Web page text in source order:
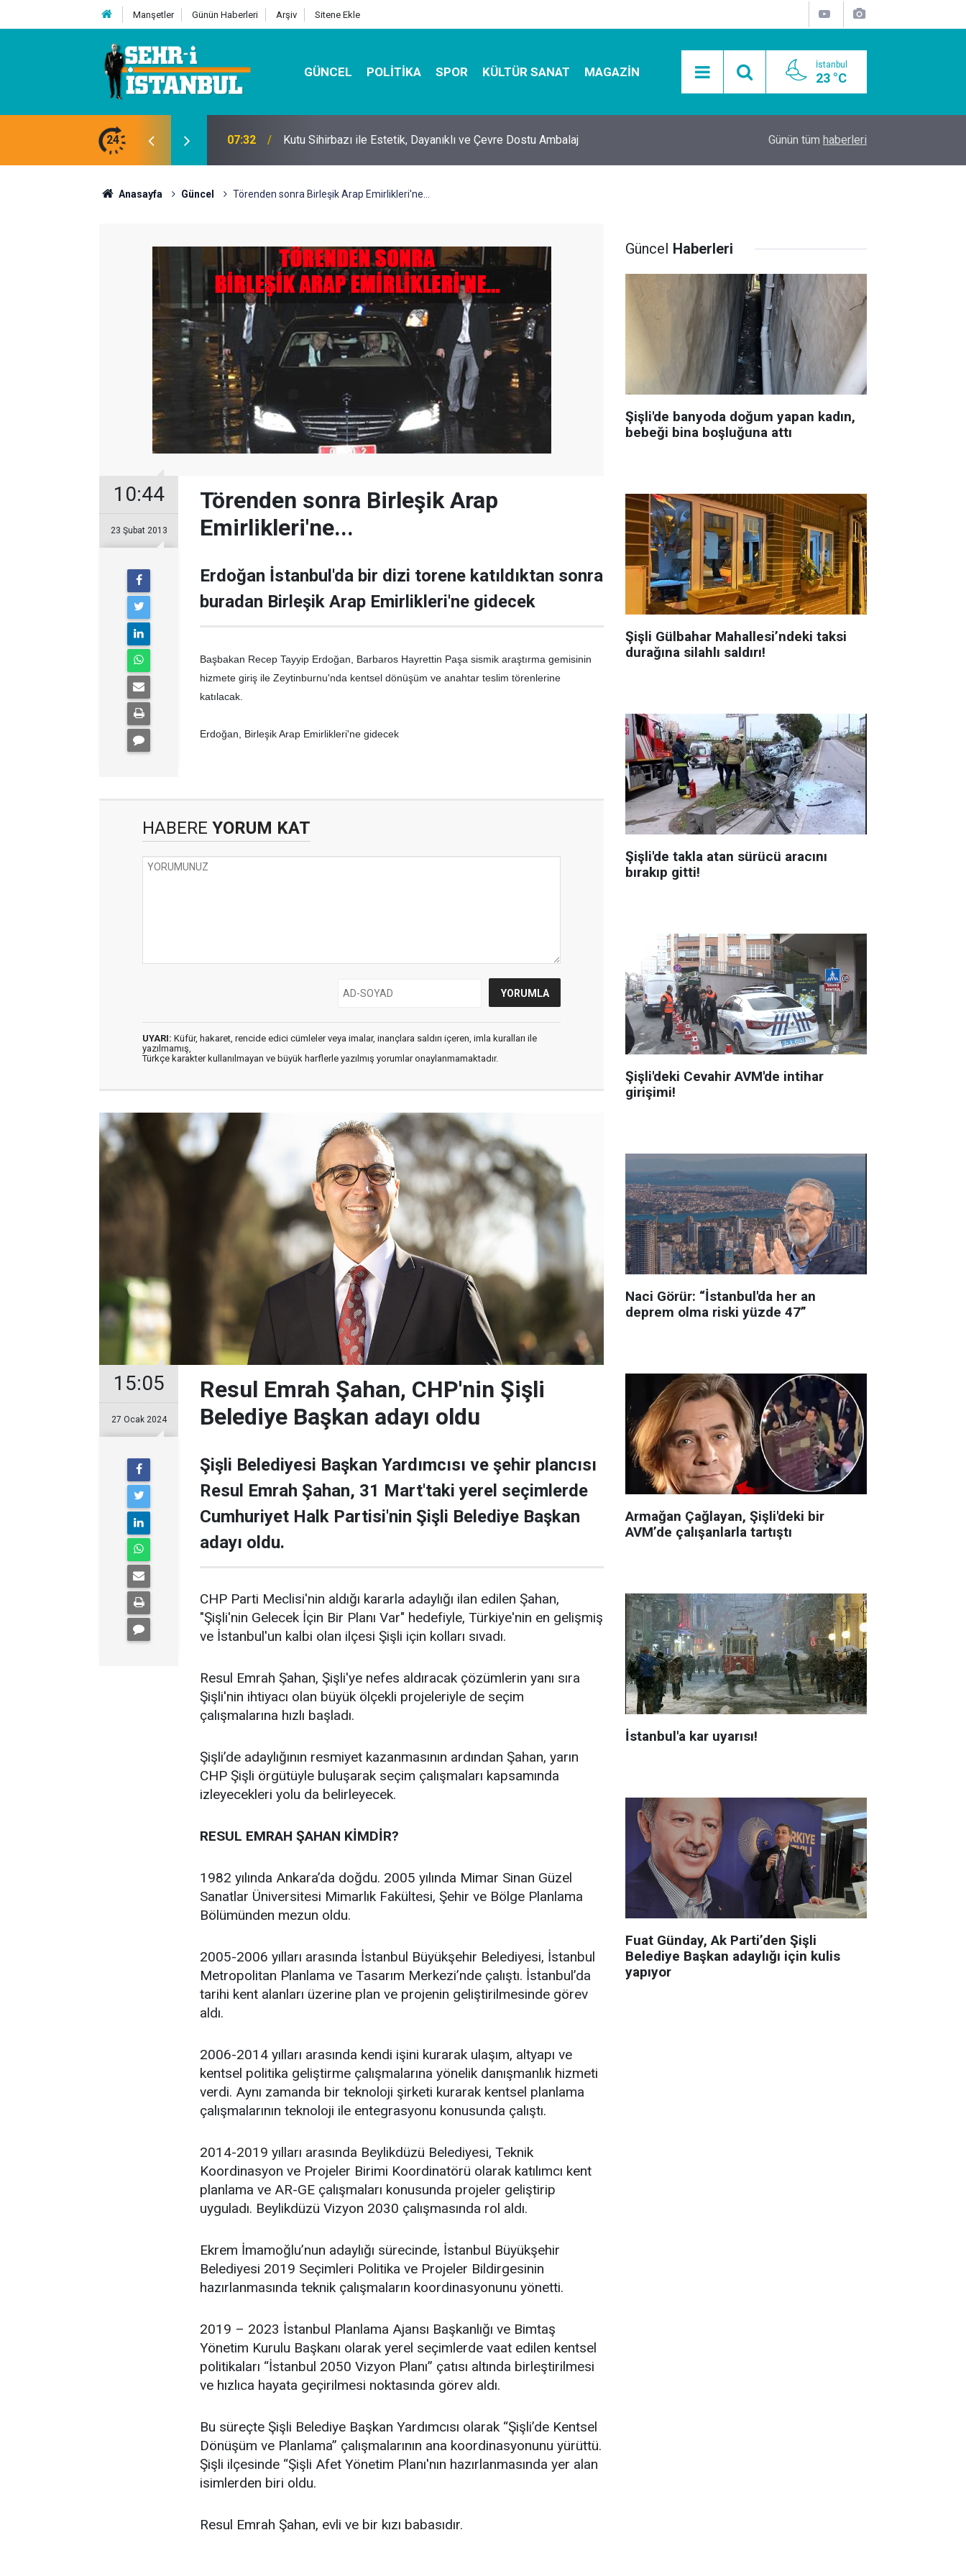
Manşetler Günün Haberleri Arşiv Sitene Ekle
GÜNCEL POLITIKA SPOR KÜLTÜR SANAT MAGAZIN İstanbul
23 °C
24 07:32 Kutu Sihirbazı ile Estetik, Dayanıklı ve Çevre Dostu Ambalaj Mobil Araçlarla Hayır Lokması Dağıtımının
Günün tüm haberleri
Anasayfa Güncel Törenden sonra Birleşik Arap Emirlikleri'ne...
10:44
23 Şubat 2013
Törenden sonra Birleşik Arap
Emirlikleri'ne...
Erdoğan İstanbul'da bir dizi torene katıldıktan sonra
buradan Birleşik Arap Emirlikleri'ne gidecek
Başbakan Recep Tayyip Erdoğan, Barbaros Hayrettin Paşa sismik araştırma gemisinin
hizmete giriş ile Zeytinburnu'nda kentsel dönüşüm ve anahtar teslim törenlerine
katılacak.
Erdoğan, Birleşik Arap Emirlikleri'ne gidecek
HABERE YORUM KAT
UYARI: Küfür, hakaret, rencide edici cümleler veya imalar, inançlara saldırı içeren, imla kuralları ile
yazılmamış,
Türkçe karakter kullanılmayan ve büyük harflerle yazılmış yorumlar onaylanmamaktadır.
15:05
27 Ocak 2024
Resul Emrah Şahan, CHP'nin Şişli
Belediye Başkan adayı oldu
Şişli Belediyesi Başkan Yardımcısı ve şehir plancısı
Resul Emrah Şahan, 31 Mart'taki yerel seçimlerde
Cumhuriyet Halk Partisi'nin Şişli Belediye Başkan
adayı oldu.
CHP Parti Meclisi'nin aldığı kararla adaylığı ilan edilen Şahan,
"Şişli'nin Gelecek İçin Bir Planı Var" hedefiyle, Türkiye'nin en gelişmiş
ve İstanbul'un kalbi olan ilçesi Şişli için kolları sıvadı.
Resul Emrah Şahan, Şişli'ye nefes aldıracak çözümlerin yanı sıra
Şişli'nin ihtiyacı olan büyük ölçekli projeleriyle de seçim
çalışmalarına hızlı başladı.
Şişli’de adaylığının resmiyet kazanmasının ardından Şahan, yarın
CHP Şişli örgütüyle buluşarak seçim çalışmaları kapsamında
izleyecekleri yolu da belirleyecek.
RESUL EMRAH ŞAHAN KİMDİR?
1982 yılında Ankara’da doğdu. 2005 yılında Mimar Sinan Güzel
Sanatlar Üniversitesi Mimarlık Fakültesi, Şehir ve Bölge Planlama
Bölümünden mezun oldu.
2005-2006 yılları arasında İstanbul Büyükşehir Belediyesi, İstanbul
Metropolitan Planlama ve Tasarım Merkezi’nde çalıştı. İstanbul’da
tarihi kent alanları üzerine plan ve projenin geliştirilmesinde görev
aldı.
2006-2014 yılları arasında kendi işini kurarak ulaşım, altyapı ve
kentsel politika geliştirme çalışmalarına yönelik danışmanlık hizmeti
verdi. Aynı zamanda bir teknoloji şirketi kurarak kentsel planlama
çalışmalarının teknoloji ile entegrasyonu konusunda çalıştı.
2014-2019 yılları arasında Beylikdüzü Belediyesi, Teknik
Koordinasyon ve Projeler Birimi Koordinatörü olarak katılımcı kent
planlama ve AR-GE çalışmaları konusunda projeler geliştirip
uyguladı. Beylikdüzü Vizyon 2030 çalışmasında rol aldı.
Ekrem İmamoğlu’nun adaylığı sürecinde, İstanbul Büyükşehir
Belediyesi 2019 Seçimleri Politika ve Projeler Bildirgesinin
hazırlanmasında teknik çalışmaların koordinasyonunu yönetti.
2019 – 2023 İstanbul Planlama Ajansı Başkanlığı ve Bimtaş
Yönetim Kurulu Başkanı olarak yerel seçimlerde vaat edilen kentsel
politikaları “İstanbul 2050 Vizyon Planı” çatısı altında birleştirilmesi
ve hızlıca hayata geçirilmesi noktasında görev aldı.
Bu süreçte Şişli Belediye Başkan Yardımcısı olarak “Şişli’de Kentsel
Dönüşüm ve Planlama” çalışmalarının ana koordinasyonunu yürüttü.
Şişli ilçesinde “Şişli Afet Yönetim Planı'nın hazırlanmasında yer alan
isimlerden biri oldu.
Resul Emrah Şahan, evli ve bir kızı babasıdır.
Güncel Haberleri
Şişli'de banyoda doğum yapan kadın,
bebeği bina boşluğuna attı
Şişli Gülbahar Mahallesi’ndeki taksi
durağına silahlı saldırı!
Şişli'de takla atan sürücü aracını
bırakıp gitti!
Şişli'deki Cevahir AVM'de intihar
girişimi!
Naci Görür: “İstanbul'da her an
deprem olma riski yüzde 47”
Armağan Çağlayan, Şişli'deki bir
AVM’de çalışanlarla tartıştı
İstanbul'a kar uyarısı!
Fuat Günday, Ak Parti’den Şişli
Belediye Başkan adaylığı için kulis
yapıyor